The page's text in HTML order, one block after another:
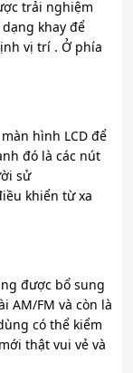
trải nghiệm
khay để
vị trí . Ở phía
hình LCD để
đó là các nút
sử
khiển từ xa
được bổ sung
AM/FM và còn là
có thể kiểm
thật vui vẻ và